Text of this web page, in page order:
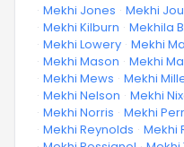
· Mekhi Jones · Mekhi
· Mekhi Kilburn · Mekhila
· Mekhi Lowery · Mekhi
· Mekhi Mason · Mekhi
· Mekhi Mews · Mekhi
· Mekhi Nelson · Mekhi
· Mekhi Norris · Mekhi
· Mekhi Reynolds · Mekhi